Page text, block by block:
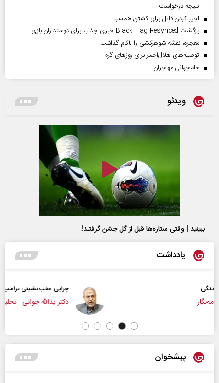
نتیجه درخواست
اجیر کردن قاتل برای کشتن همسر!
بازگشت Black Flag Resynced خبری جذاب برای دوستداران بازی
معجزه، نقشه شوهرکشی را ناکام گذاشت
توصیه‌های هلال‌احمر برای روز‌های گرم
جام‌جهانی مهاجران
ویدئو
ببینید | وقتی ستاره‌ها قبل از گل جشن گرفتند!
یادداشت
چرایی عقب‌نشینی ترامپ؟
دکتر یدالله جوانی - تحلیلگر مسائل سیاسی
پیشخوان